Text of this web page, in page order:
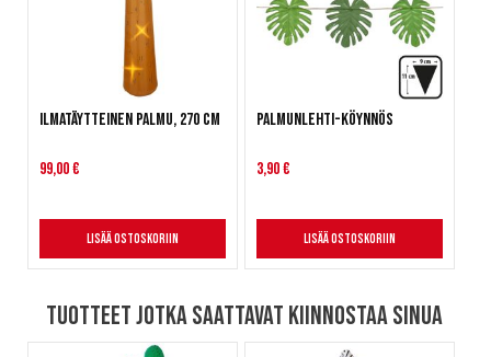
Ilmatäytteinen palmu, 270 cm
99,00 €
Lisää ostoskoriin
Palmunlehti-köynnös
3,90 €
Lisää ostoskoriin
Tuotteet jotka saattavat kiinnostaa sinua